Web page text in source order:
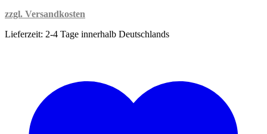
zzgl. Versandkosten
Lieferzeit: 2-4 Tage innerhalb Deutschlands